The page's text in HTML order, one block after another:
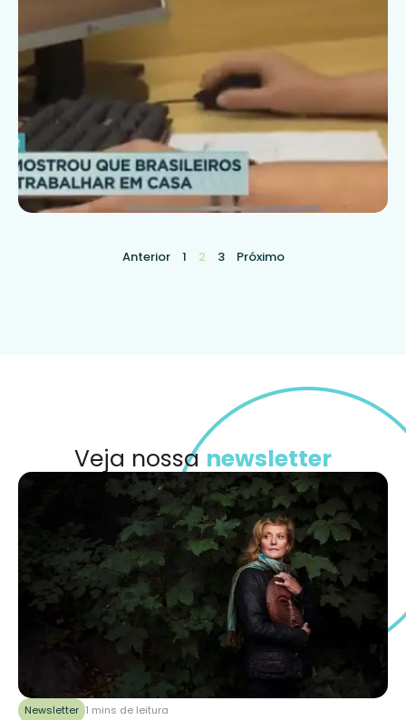
Anterior 1 2 3 Próximo
Veja nossa newsletter
Newsletter 1 mins de leitura